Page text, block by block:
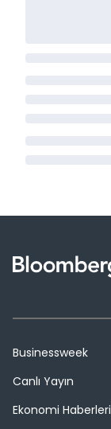
Businessweek
Canlı Yayın
Ekonomi Haberleri